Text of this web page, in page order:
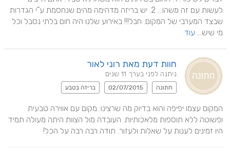
מי שיש... עוד
חוות דעת מאת רוני לאור
ניתנה לפני בערך 11 שנים
חתונה 02/07/2015 בריזה בטבע
היו זמינים לענות על שאלות ולעזור. תודה רבה רבה על הכל!